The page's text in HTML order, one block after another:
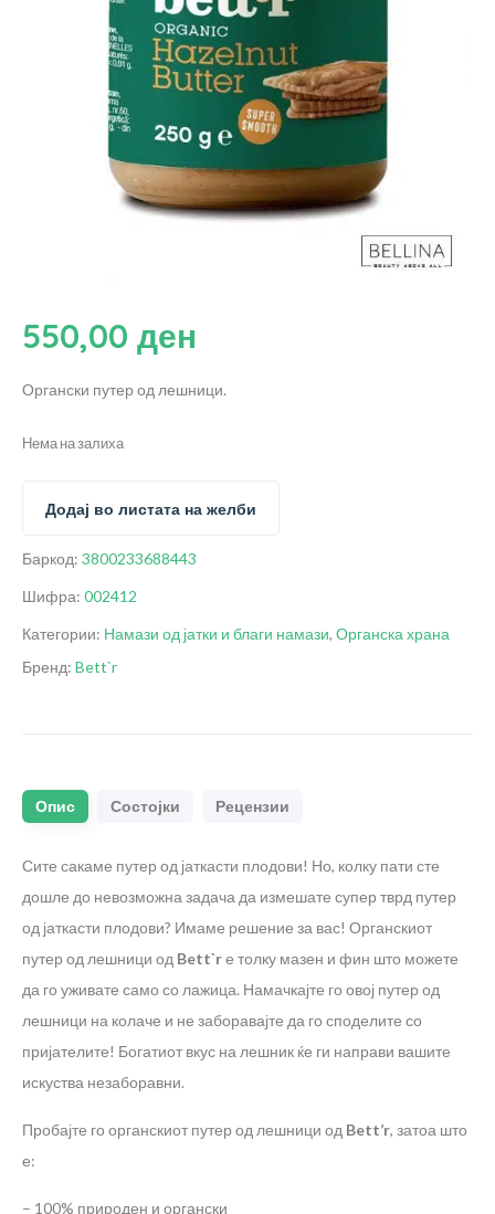
550,00 ден
Органски путер од лешници.
Нема на залиха
Додај во листата на желби
Баркод: 3800233688443
Шифра: 002412
Категории: Намази од јатки и благи намази, Органска храна
Бренд: Bett`r
Опис Состојки Рецензии
Сите сакаме путер од јаткасти плодови! Но, колку пати сте
дошле до невозможна задача да измешате супер тврд путер
од јаткасти плодови? Имаме решение за вас! Органскиот
путер од лешници од Bett`rе толку мазен и фин што можете
да го уживате само со лажица. Намачкајте го овој путер од
лешници на колаче и не заборавајте да го споделите со
пријателите! Богатиот вкус на лешник ќе ги направи вашите
искуства незаборавни.
Пробајте го органскиот путер од лешници од Bett’r, затоа што
е:
– 100% природен и органски